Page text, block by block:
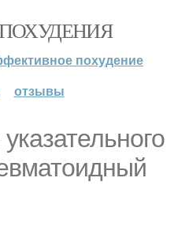
похудение
отзывы